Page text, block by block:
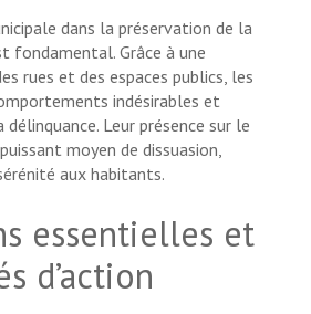
dans la préservation de la
fondamental. Grâce à une
rues et des espaces publics, les
indésirables et
Leur présence sur le
moyen de dissuasion,
aux habitants.
essentielles et
d’action